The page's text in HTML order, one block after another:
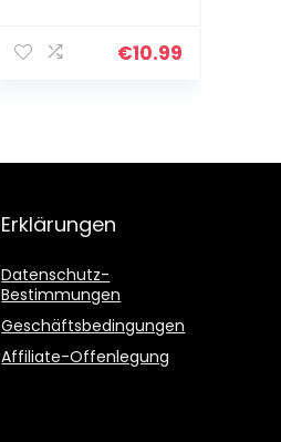
Dübelstangen,
€10.99
Erklärungen
Datenschutz-
Bestimmungen
Geschäftsbedingungen
Affiliate-Offenlegung